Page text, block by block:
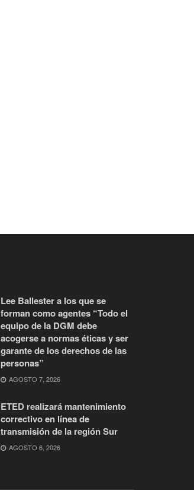
Lee Ballester a los que se
forman como agentes “Todo el
equipo de la DGM debe
acogerse a normas éticas y ser
garante de los derechos de las
personas”
AGOSTO 7, 2026
ETED realizará mantenimiento
correctivo en línea de
transmisión de la región Sur
AGOSTO 6, 2026